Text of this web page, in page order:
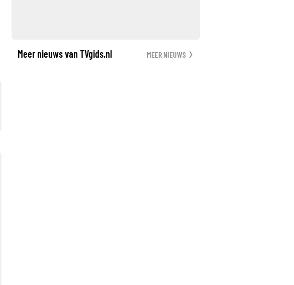
Meer nieuws van TVgids.nl MEER NIEUWS